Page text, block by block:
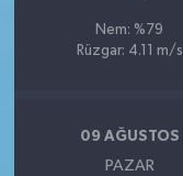
Nem: %79
Rüzgar: 4.11 m/s
09 AĞUSTOS
PAZAR